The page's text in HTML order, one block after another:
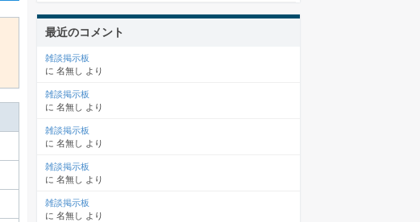
最近のコメント
雑談掲示板
に 名無し より
雑談掲示板
に 名無し より
雑談掲示板
に 名無し より
雑談掲示板
に 名無し より
雑談掲示板
に 名無し より